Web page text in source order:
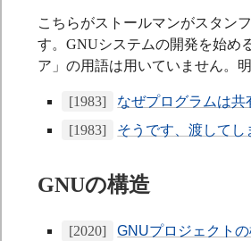
こちらがストールマンがスタン
す。GNUシステムの開発を始め
ア」の用語は用いていません。
[1983]
なぜプログラムは
[1983]
そうです、渡してし
GNUの構造
[2020] GNUプロジェクト